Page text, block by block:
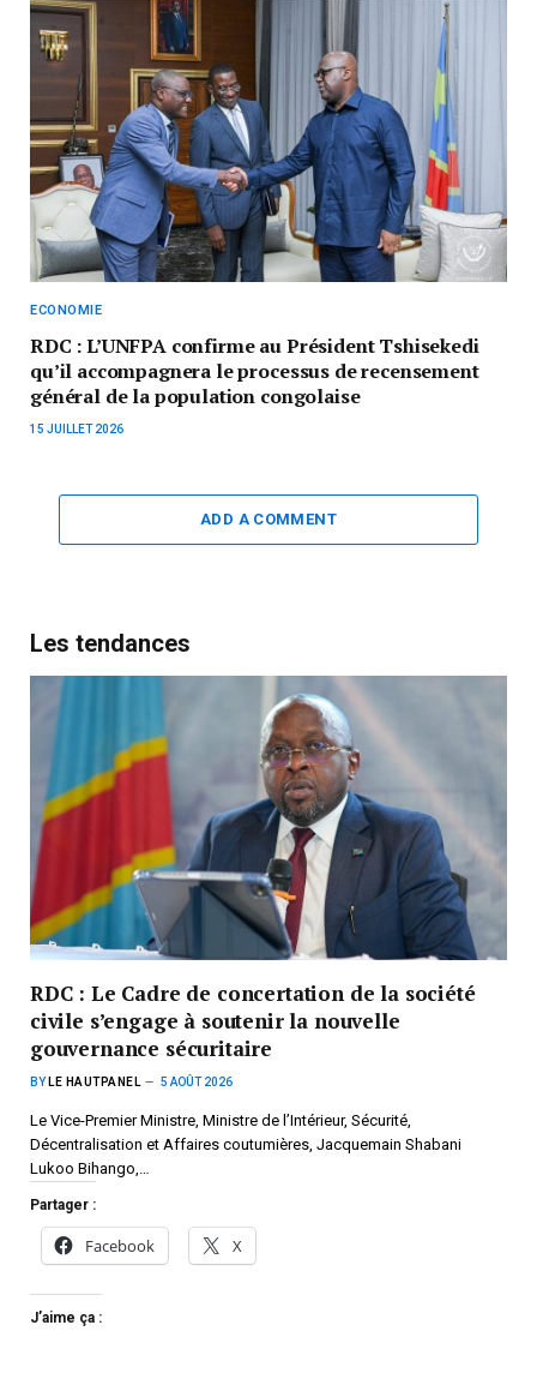
ECONOMIE
RDC : L’UNFPA confirme au Président Tshisekedi
qu’il accompagnera le processus de recensement
général de la population congolaise
15 JUILLET 2026
ADD A COMMENT
Les tendances
RDC : Le Cadre de concertation de la société
civile s’engage à soutenir la nouvelle
gouvernance sécuritaire
BY LE HAUTPANEL 5 AOÛT 2026
Le Vice-Premier Ministre, Ministre de l’Intérieur, Sécurité,
Décentralisation et Affaires coutumières, Jacquemain Shabani
Lukoo Bihango,…
Partager :
Facebook X
J’aime ça :